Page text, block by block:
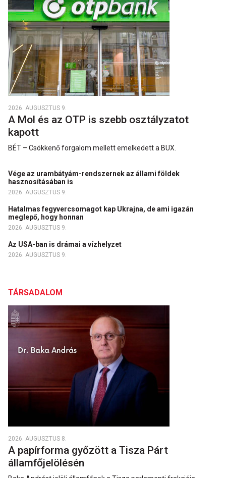
2026. AUGUSZTUS 9.
A Mol és az OTP is szebb osztályzatot
kapott
BÉT – Csökkenő forgalom mellett emelkedett a BUX.
Vége az urambátyám-rendszernek az állami földek
hasznosításában is
2026. AUGUSZTUS 9.
Hatalmas fegyvercsomagot kap Ukrajna, de ami igazán
meglepő, hogy honnan
2026. AUGUSZTUS 9.
Az USA-ban is drámai a vízhelyzet
2026. AUGUSZTUS 9.
TÁRSADALOM
2026. AUGUSZTUS 8.
A papírforma győzött a Tisza Párt
államfőjelölésén